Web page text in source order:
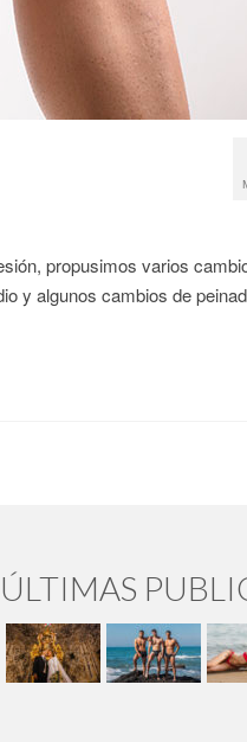
propusimos varios
y algunos cambios de
ÚLTIMAS